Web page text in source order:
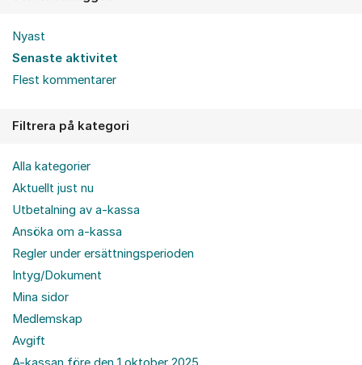
Nyast
Senaste aktivitet
Flest kommentarer
Filtrera på kategori
Alla kategorier
Aktuellt just nu
Utbetalning av a-kassa
Ansöka om a-kassa
Regler under ersättningsperioden
Intyg/Dokument
Mina sidor
Medlemskap
Avgift